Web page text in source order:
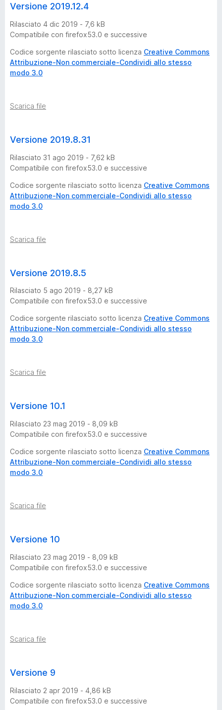
s
i
o
i
Versione 2019.12.4
Rilasciato 4 dic 2019 - 7,6 kB
Compatibile con firefox53.0 e successive
Codice sorgente rilasciato sotto licenza Creative Commons
Attribuzione-Non commerciale-Condividi allo stesso
modo 3.0
Scarica file
Versione 2019.8.31
Rilasciato 31 ago 2019 - 7,62 kB
Compatibile con firefox53.0 e successive
Codice sorgente rilasciato sotto licenza Creative Commons
Attribuzione-Non commerciale-Condividi allo stesso
modo 3.0
Scarica file
Versione 2019.8.5
Rilasciato 5 ago 2019 - 8,27 kB
Compatibile con firefox53.0 e successive
Codice sorgente rilasciato sotto licenza Creative Commons
Attribuzione-Non commerciale-Condividi allo stesso
modo 3.0
Scarica file
Versione 10.1
Rilasciato 23 mag 2019 - 8,09 kB
Compatibile con firefox53.0 e successive
Codice sorgente rilasciato sotto licenza Creative Commons
Attribuzione-Non commerciale-Condividi allo stesso
modo 3.0
Scarica file
Versione 10
Rilasciato 23 mag 2019 - 8,09 kB
Compatibile con firefox53.0 e successive
Codice sorgente rilasciato sotto licenza Creative Commons
Attribuzione-Non commerciale-Condividi allo stesso
modo 3.0
Scarica file
Versione 9
Rilasciato 2 apr 2019 - 4,86 kB
Compatibile con firefox53.0 e successive